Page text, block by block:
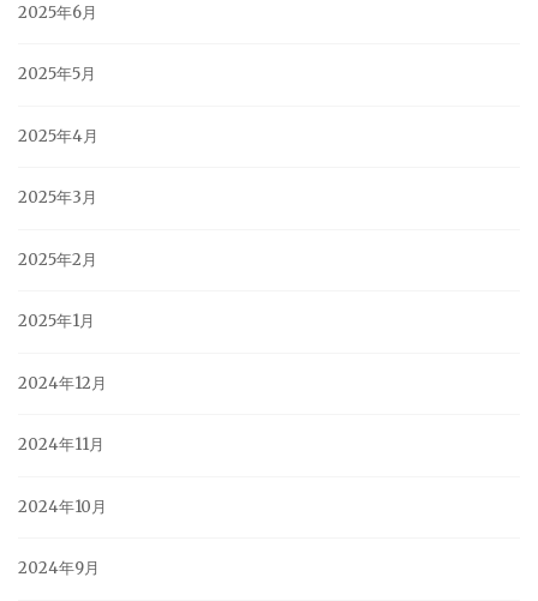
2025年6月
2025年5月
2025年4月
2025年3月
2025年2月
2025年1月
2024年12月
2024年11月
2024年10月
2024年9月